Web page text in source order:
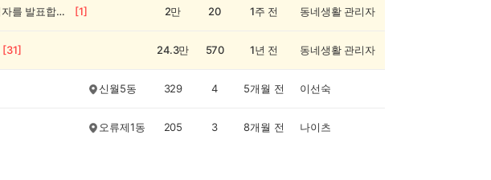
💰[당첨자 발표] 우리 동네 썰전 12회차 당첨자를 발표합니다! [1] 2만 20 1주 전 동네생활 관리자
[31] 24.3만 570 1년 전 동네생활 관리자
신월5동 329 4 5개월 전 이선숙
오류제1동 205 3 8개월 전 나이츠